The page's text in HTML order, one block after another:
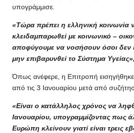
υπογράμμισε.
«Τώρα πρέπει η ελληνική κοινωνία
κλειδαμπαρωθεί με κοινωνικό –
αποφύγουμε να νοσήσουν όσοι δεν
μην επιβαρυνθεί το Σύστημα Υγείας»,
Όπως ανέφερε, η Επιτροπή
από τις 3 Ιανουαρίου μετά από
«Είναι ο κατάλληλος χρόνος να
Ιανουαρίου, υπογραμμίζοντας πως
Ευρώπη κλείνουν γιατί είναι τρεις